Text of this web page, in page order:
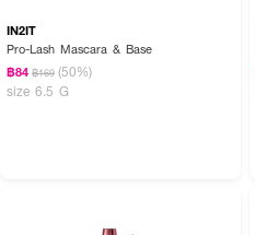
IN2IT
Pro-Lash Mascara & Base
฿84 ฿169 (50%)
size 6.5 G